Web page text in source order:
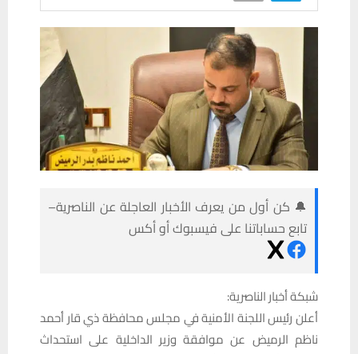
🔔 كن أول من يعرف الأخبار العاجلة عن الناصرية–
تابع حساباتنا على فيسبوك أو أكس
شبكة أخبار الناصرية:
أعلن رئيس اللجنة الأمنية في مجلس محافظة ذي قار أحمد
ناظم الرميض عن موافقة وزير الداخلية على استحداث